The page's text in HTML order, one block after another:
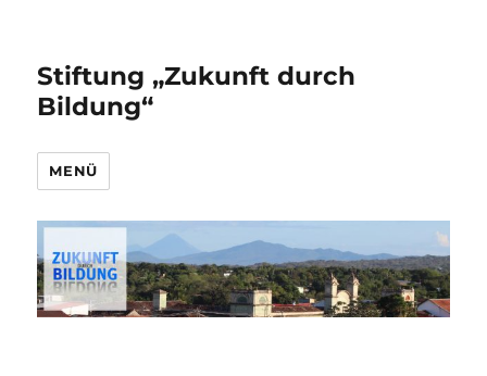
Stiftung „Zukunft durch
Bildung“
MENÜ